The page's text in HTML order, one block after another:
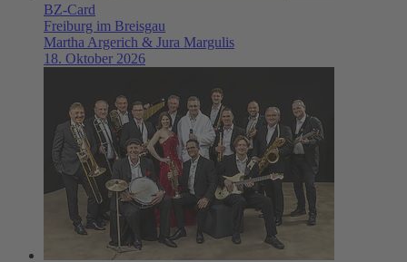
BZ-Card
Freiburg im Breisgau
Martha Argerich & Jura Margulis
18. Oktober 2026